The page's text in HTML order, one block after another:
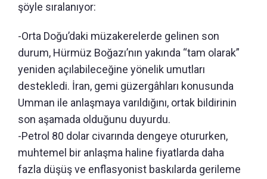
şöyle sıralanıyor:
-Orta Doğu’daki müzakerelerde gelinen son
durum, Hürmüz Boğazı’nın yakında “tam olarak”
yeniden açılabileceğine yönelik umutları
destekledi. İran, gemi güzergâhları konusunda
Umman ile anlaşmaya varıldığını, ortak bildirinin
son aşamada olduğunu duyurdu.
-Petrol 80 dolar civarında dengeye otururken,
muhtemel bir anlaşma haline fiyatlarda daha
fazla düşüş ve enflasyonist baskılarda gerileme